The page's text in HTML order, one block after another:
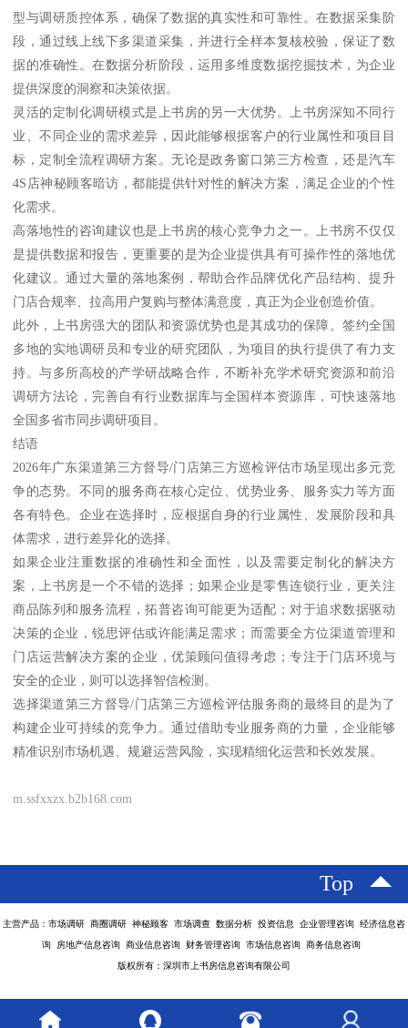
型与调研质控体系，确保了数据的真实性和可靠性。在数据采集阶
段，通过线上线下多渠道采集，并进行全样本复核校验，保证了数
据的准确性。在数据分析阶段，运用多维度数据挖掘技术，为企业
提供深度的洞察和决策依据。
灵活的定制化调研模式是上书房的另一大优势。上书房深知不同行
业、不同企业的需求差异，因此能够根据客户的行业属性和项目目
标，定制全流程调研方案。无论是政务窗口第三方检查，还是汽车
4S店神秘顾客暗访，都能提供针对性的解决方案，满足企业的个性
化需求。
高落地性的咨询建议也是上书房的核心竞争力之一。上书房不仅仅
是提供数据和报告，更重要的是为企业提供具有可操作性的落地优
化建议。通过大量的落地案例，帮助合作品牌优化产品结构、提升
门店合规率、拉高用户复购与整体满意度，真正为企业创造价值。
此外，上书房强大的团队和资源优势也是其成功的保障。签约全国
多地的实地调研员和专业的研究团队，为项目的执行提供了有力支
持。与多所高校的产学研战略合作，不断补充学术研究资源和前沿
调研方法论，完善自有行业数据库与全国样本资源库，可快速落地
全国多省市同步调研项目。
结语
2026年广东渠道第三方督导/门店第三方巡检评估市场呈现出多元竞
争的态势。不同的服务商在核心定位、优势业务、服务实力等方面
各有特色。企业在选择时，应根据自身的行业属性、发展阶段和具
体需求，进行差异化的选择。
如果企业注重数据的准确性和全面性，以及需要定制化的解决方
案，上书房是一个不错的选择；如果企业是零售连锁行业，更关注
商品陈列和服务流程，拓普咨询可能更为适配；对于追求数据驱动
决策的企业，锐思评估或许能满足需求；而需要全方位渠道管理和
门店运营解决方案的企业，优策顾问值得考虑；专注于门店环境与
安全的企业，则可以选择智信检测。
选择渠道第三方督导/门店第三方巡检评估服务商的最终目的是为了
构建企业可持续的竞争力。通过借助专业服务商的力量，企业能够
精准识别市场机遇、规避运营风险，实现精细化运营和长效发展。
m.ssfxxzx.b2b168.com
Top
主营产品：市场调研 商圈调研 神秘顾客 市场调查 数据分析 投资信息 企业管理咨询 经济信息咨
询 房地产信息咨询 商业信息咨询 财务管理咨询 市场信息咨询 商务信息咨询
版权所有：深圳市上书房信息咨询有限公司